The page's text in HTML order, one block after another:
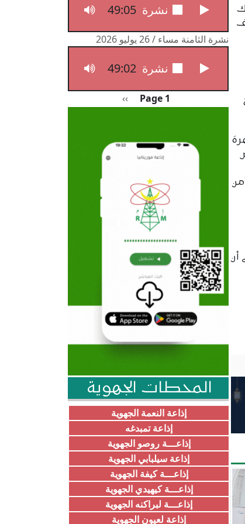
أن
نشرة الثامنة مساء / 27 يوليو 2026
49:05
نشرة الثامنة مساء / 26 يوليو 2026
نشرة الثامنة مساء / 26 يوليو 2026
49:02
Pagination
Page 1 الصفحة التالية
››
المحطات الجهوية
إذاعة النعمة الجهوية
إذاعة تمبدغه
إذاعـــة روصو الجهوية
إذاعة سيلبابي الجهوية
إذاعـــة كيفة الجهوية
إذاعـــة كيهيدي الجهوية
إذاعـــة لبراكنه الجهوية
إذاعة لعيون الجهوية